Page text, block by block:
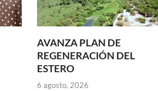
AVANZA PLAN DE
REGENERACIÓN DEL
ESTERO
6 agosto, 2026